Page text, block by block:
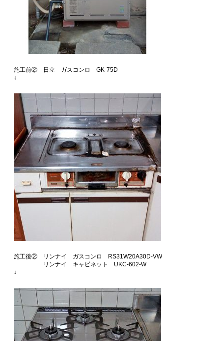
施工前② 日立 ガスコンロ GK-75D
↓
施工後② リンナイ ガスコンロ RS31W20A30D-VW
リンナイ キャビネット UKC-602-W
↓